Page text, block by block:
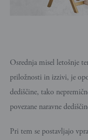
Osrednja misel letošnje
priložnosti in izzivi, je
dediščine, tako
povezane naravne
Pri tem se postavljajo